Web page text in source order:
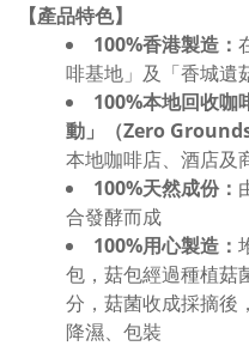
【產品特色】
100%香港製造：
啡基地」及「香城遺
100%本地回收咖
動」（Zero
本地咖啡店、酒店及
100%天然成份：
合發酵而成
100%用心製造：
包，菇包經過種植菇
分，菇菌收成採摘後
降濕、包裝